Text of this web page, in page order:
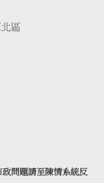
區
問題請至陳情系統反